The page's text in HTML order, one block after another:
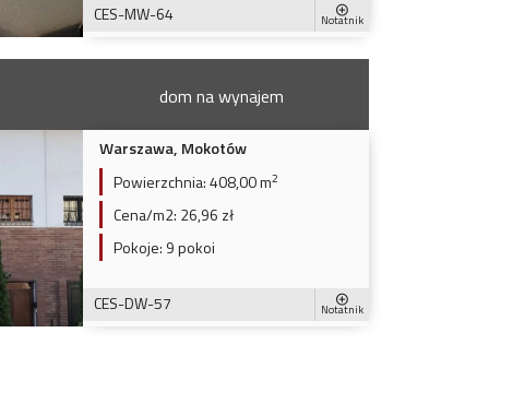
CES-MW-64 Notatnik
dom na wynajem
Warszawa, Mokotów
Powierzchnia:408,00 m2
Cena/m2: 26,96 zł
Pokoje: 9 pokoi
CES-DW-57 Notatnik